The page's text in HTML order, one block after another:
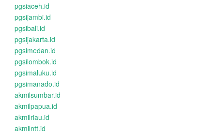
pgsiaceh.id
pgsijambi.id
pgsibali.id
pgsijakarta.id
pgsimedan.id
pgsilombok.id
pgsimaluku.id
pgsimanado.id
akmilsumbar.id
akmilpapua.id
akmilriau.id
akmilntt.id